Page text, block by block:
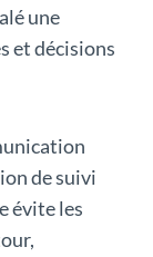
une
et décisions
de suivi
évite les